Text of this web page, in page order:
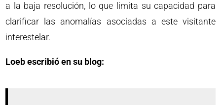
a la baja resolución, lo que limita su capacidad para
clarificar las anomalías asociadas a este visitante
interestelar.
Loeb escribió en su blog: